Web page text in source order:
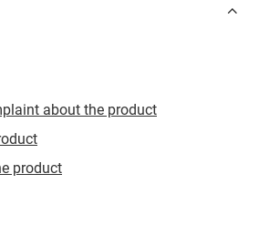
about the product
product